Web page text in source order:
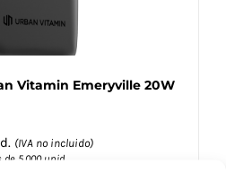
Vitamin Emeryville 20W
(IVA no incluido)
5.000 unid.